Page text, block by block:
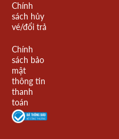
Chính
sách hủy
vé/đổi trả
Chính
sách bảo
mật
thông tin
thanh
toán